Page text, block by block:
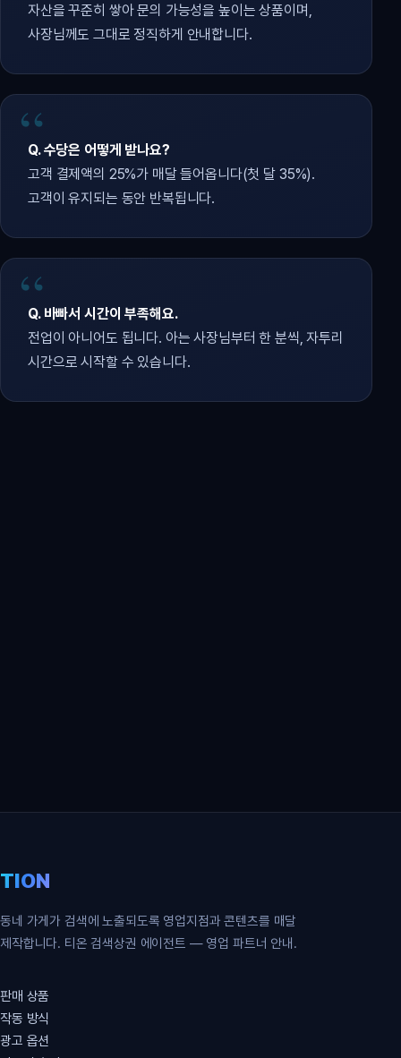
자산을 꾸준히 쌓아 문의 가능성을 높이는 상품이며,
사장님께도 그대로 정직하게 안내합니다.
Q. 수당은 어떻게 받나요?
고객 결제액의 25%가 매달 들어옵니다(첫 달 35%).
고객이 유지되는 동안 반복됩니다.
Q. 바빠서 시간이 부족해요.
전업이 아니어도 됩니다. 아는 사장님부터 한 분씩, 자투리
시간으로 시작할 수 있습니다.
TION
동네 가게가 검색에 노출되도록 영업지점과 콘텐츠를 매달
제작합니다. 티온 검색상권 에이전트 — 영업 파트너 안내.
판매 상품
작동 방식
광고 옵션